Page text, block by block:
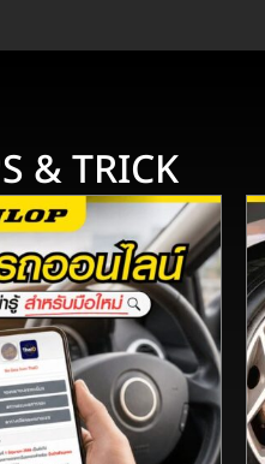
& TRICK